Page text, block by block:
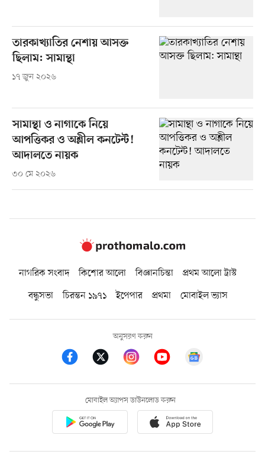
তারকাখ্যাতির নেশায় আসক্ত
ছিলাম: সামান্থা
১৭ জুন ২০২৬
সামান্থা ও নাগাকে নিয়ে
আপত্তিকর ও অশ্লীল কনটেন্ট!
আদালতে নায়ক
৩০ মে ২০২৬
নাগরিক সংবাদ কিশোর আলো বিজ্ঞানচিন্তা
প্রথম আলো ট্রাস্ট
বন্ধুসভা
চিরন্তন ১৯৭১ ইপেপার প্রথমা মোবাইল ভ্যাস
অনুসরণ করুন
মোবাইল অ্যাপস ডাউনলোড করুন